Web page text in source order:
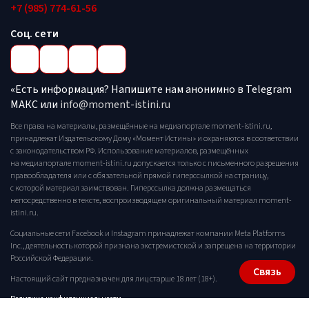
+7 (985) 774-61-56
Соц. сети
«Есть информация? Напишите нам анонимно в Telegram
МАКС или info@moment-istini.ru
Все права на материалы, размещённые на медиапортале moment-istini.ru,
принадлежат Издательскому Дому «Момент Истины» и охраняются в соответствии
с законодательством РФ. Использование материалов, размещённых
на медиапортале moment-istini.ru допускается только с письменного разрешения
правообладателя или с обязательной прямой гиперссылкой на страницу,
с которой материал заимствован. Гиперссылка должна размещаться
непосредственно в тексте, воспроизводящем оригинальный материал moment-
istini.ru.
Социальные сети Facebook и Instagram принадлежат компании Meta Platforms
Inc., деятельность которой признана экстремистской и запрещена на территории
Российской Федерации.
Настоящий сайт предназначен для лиц старше 18 лет (18+).
Политика конфиденциальности
Связь